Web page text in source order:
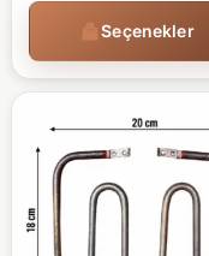
Seçenekler